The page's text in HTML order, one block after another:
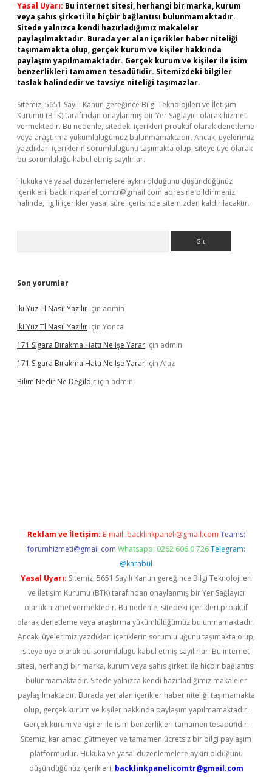
Yasal Uyarı: Bu internet sitesi, herhangi bir marka, kurum
veya şahıs şirketi ile hiçbir bağlantısı bulunmamaktadır.
Sitede yalnızca kendi hazırladığımız makaleler
paylaşılmaktadır. Burada yer alan içerikler haber niteliği
taşımamakta olup, gerçek kurum ve kişiler hakkında
paylaşım yapılmamaktadır. Gerçek kurum ve kişiler ile isim
benzerlikleri tamamen tesadüfidir. Sitemizdeki bilgiler
taslak halindedir ve tavsiye niteliği taşımazlar.
Sitemiz, 5651 Sayılı Kanun gereğince Bilgi Teknolojileri ve İletişim
Kurumu (BTK) tarafından onaylanmış bir Yer Sağlayıcı olarak hizmet
vermektedir. Bu nedenle, sitedeki içerikleri proaktif olarak denetleme
veya araştırma yükümlülüğümüz bulunmamaktadır. Ancak, üyelerimiz
yazdıkları içeriklerin sorumluluğunu taşımakta olup, siteye üye olarak
bu sorumluluğu kabul etmiş sayılırlar.
Hukuka ve yasal düzenlemelere aykırı olduğunu düşündüğünüz
içerikleri, backlinkpanelicomtr@gmail.com adresine bildirmeniz
halinde, ilgili içerikler yasal süre içerisinde sitemizden kaldırılacaktır.
Son yorumlar
Iki Yüz Tl Nasıl Yazılır için admin
Iki Yüz Tl Nasıl Yazılır için Yonca
171 Sigara Bırakma Hattı Ne Işe Yarar için admin
171 Sigara Bırakma Hattı Ne Işe Yarar için Alaz
Bilim Nedir Ne Değildir için admin
Reklam ve İletişim: E-mail: backlinkpaneli@gmail.com Teams:
forumhizmeti@gmail.com Whatsapp: 0262 606 0 726 Telegram:
@karabul
Yasal Uyarı: Sitemiz, 5651 Sayılı Kanun gereğince Bilgi Teknolojileri
ve İletişim Kurumu (BTK) tarafından onaylanmış bir Yer Sağlayıcı
olarak hizmet vermektedir. Bu nedenle, sitedeki içerikleri proaktif
olarak denetleme veya araştırma yükümlülüğümüz bulunmamaktadır.
Ancak, üyelerimiz yazdıkları içeriklerin sorumluluğunu taşımakta olup,
siteye üye olarak bu sorumluluğu kabul etmiş sayılırlar. Bu internet
sitesi, herhangi bir marka, kurum veya şahıs şirketi ile hiçbir bağlantısı
bulunmamaktadır. Sitede yalnızca kendi hazırladığımız makaleler
paylaşılmaktadır. Burada yer alan içerikler haber niteliği taşımamakta
olup, gerçek kurum ve kişiler hakkında paylaşım yapılmamaktadır.
Gerçek kurum ve kişiler ile isim benzerlikleri tamamen tesadüfidir.
Sitemiz, kar amacı gütmeyen ve tamamen ücretsiz bir bilgi paylaşım
platformudur. Hukuka ve yasal düzenlemelere aykırı olduğunu
düşündüğünüz içerikleri, backlinkpanelicomtr@gmail.com